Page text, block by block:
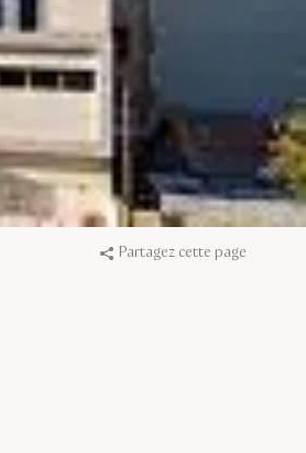
Partagez cette page